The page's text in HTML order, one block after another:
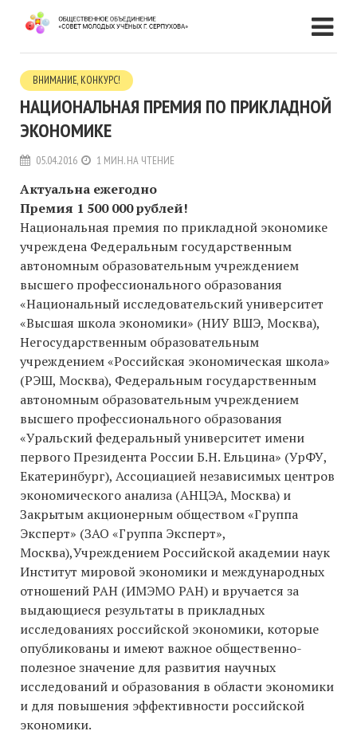
ВНИМАНИЕ, КОНКУРС!
НАЦИОНАЛЬНАЯ ПРЕМИЯ ПО ПРИКЛАДНОЙ
ЭКОНОМИКЕ
05.04.2016 1 МИН. НА ЧТЕНИЕ
Актуальна ежегодно
Премия 1 500 000 рублей!
Национальная премия по прикладной экономике
учреждена Федеральным государственным
автономным образовательным учреждением
высшего профессионального образования
«Национальный исследовательский университет
«Высшая школа экономики» (НИУ ВШЭ, Москва),
Негосударственным образовательным
учреждением «Российская экономическая школа»
(РЭШ, Москва), Федеральным государственным
автономным образовательным учреждением
высшего профессионального образования
«Уральский федеральный университет имени
первого Президента России Б.Н. Ельцина» (УрФУ,
Екатеринбург), Ассоциацией независимых центров
экономического анализа (АНЦЭА, Москва) и
Закрытым акционерным обществом «Группа
Эксперт» (ЗАО «Группа Эксперт»,
Москва),Учреждением Российской академии наук
Институт мировой экономики и международных
отношений РАН (ИМЭМО РАН) и вручается за
выдающиеся результаты в прикладных
исследованиях российской экономики, которые
опубликованы и имеют важное общественно-
полезное значение для развития научных
исследований и образования в области экономики
и для повышения эффективности российской
экономики.